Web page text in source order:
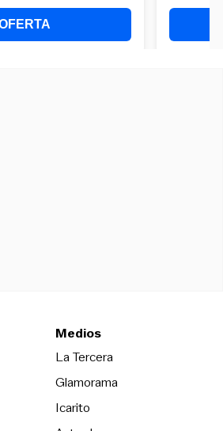
Medios
La TerceraOpens in new
Glamorama
Icarito